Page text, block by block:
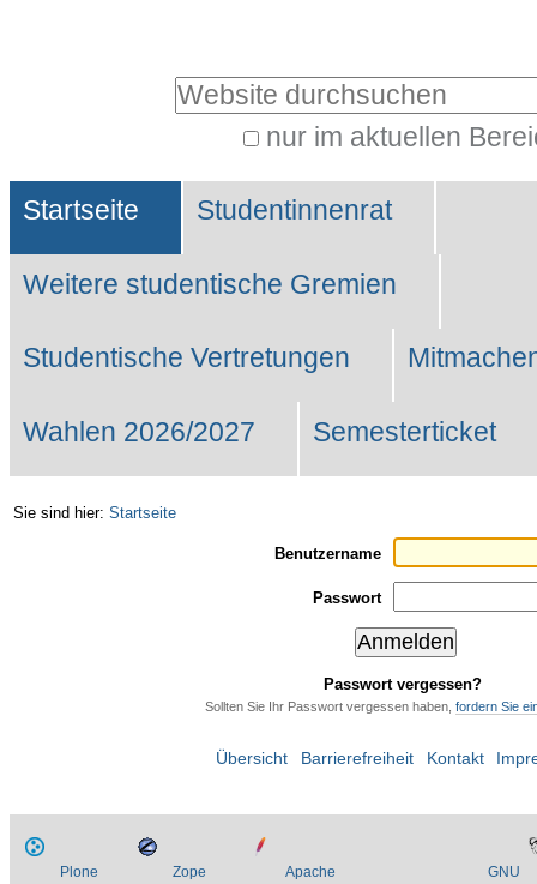
Website durchsuchen
nur im aktuellen
Suche…
Sektionen
Startseite Studentinnenrat
Weitere studentische Gremien
Studentische Vertretungen
Wahlen 2026/2027 Semesterticket
Sie sind hier: Startseite
Benutzername
Passwort
Passwort vergessen?
Sollten Sie Ihr Passwort vergessen haben, fordern Sie
Übersicht Barrierefreiheit Kontakt
Plone Zope Apache GNU